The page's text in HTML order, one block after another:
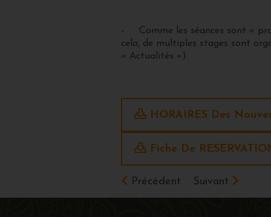
- Comme les séances sont «
cela, de multiples stages sont
« Actualités »).
HORAIRES Des
Fiche De
Précédent Suivant